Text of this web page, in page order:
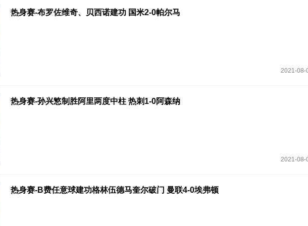
热身赛-布罗佐维奇、贝西诺建功 国米2-0帕尔马
2021-08-
热身赛-孙兴慜制胜阿里两度中柱 热刺1-0阿森纳
2021-08-
热身赛-B费任意球建功格林伍德马奎尔破门 曼联4-0埃弗顿